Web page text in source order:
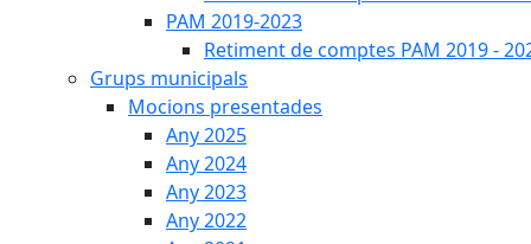
PAM 2019-2023
Retiment de comptes PAM 2019 -
Grups municipals
Mocions presentades
Any 2025
Any 2024
Any 2023
Any 2022